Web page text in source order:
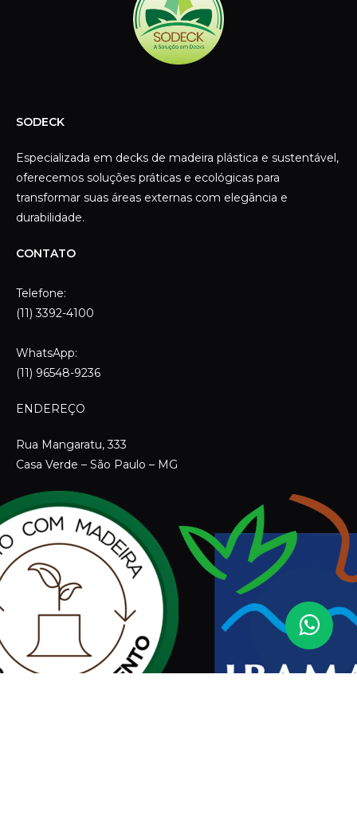
SODECK
Especializada em decks de madeira plástica e sustentável,
oferecemos soluções práticas e ecológicas para
transformar suas áreas externas com elegância e
durabilidade.
CONTATO
Telefone:
(11) 3392-4100
WhatsApp:
(11) 96548-9236
ENDEREÇO
Rua Mangaratu, 333
Casa Verde – São Paulo – MG